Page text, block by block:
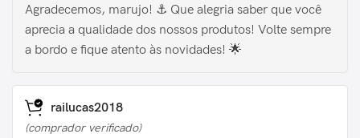
Agradecemos, marujo! ⚓️ Que alegria saber que você
aprecia a qualidade dos nossos produtos! Volte sempre
a bordo e fique atento às novidades! 🌟
railucas2018
(comprador verificado)